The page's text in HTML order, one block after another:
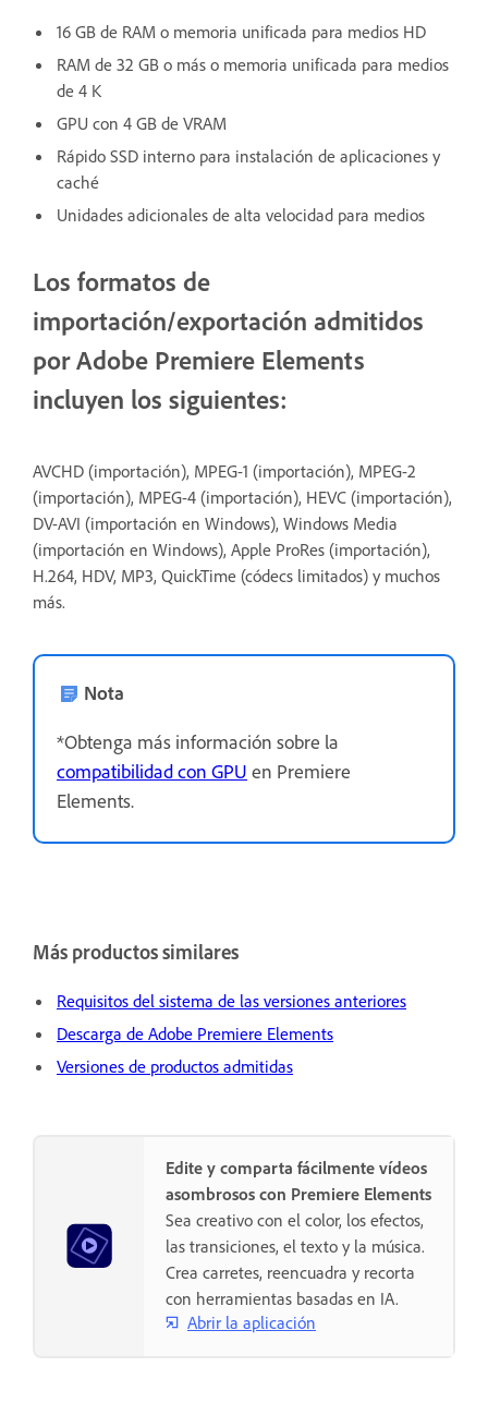
16 GB de RAM o memoria unificada para medios HD
RAM de 32 GB o más o memoria unificada para medios
de 4 K
GPU con 4 GB de VRAM
Rápido SSD interno para instalación de aplicaciones y
caché
Unidades adicionales de alta velocidad para medios
Los formatos de
importación/exportación admitidos
por Adobe Premiere Elements
incluyen los siguientes:
AVCHD (importación), MPEG-1 (importación), MPEG-2
(importación), MPEG-4 (importación), HEVC (importación),
DV-AVI (importación en Windows), Windows Media
(importación en Windows), Apple ProRes (importación),
H.264, HDV, MP3, QuickTime (códecs limitados) y muchos
más.
Nota
*Obtenga más información sobre la
compatibilidad con GPU en Premiere
Elements.
Más productos similares
Requisitos del sistema de las versiones anteriores
Descarga de Adobe Premiere Elements
Versiones de productos admitidas
Edite y comparta fácilmente vídeos
asombrosos con Premiere Elements
Sea creativo con el color, los efectos,
las transiciones, el texto y la música.
Crea carretes, reencuadra y recorta
con herramientas basadas en IA.
Abrir la aplicación